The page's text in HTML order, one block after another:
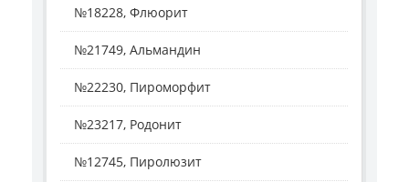
№18228, Флюорит
№21749, Альмандин
№22230, Пироморфит
№23217, Родонит
№12745, Пиролюзит